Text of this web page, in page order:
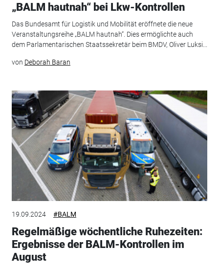
„BALM hautnah“ bei Lkw-Kontrollen
Das Bundesamt für Logistik und Mobilität eröffnete die neue
Veranstaltungsreihe „BALM hautnah“. Dies ermöglichte auch
dem Parlamentarischen Staatssekretär beim BMDV, Oliver Luksi...
von Deborah Baran
19.09.2024 #BALM
Regelmäßige wöchentliche Ruhezeiten:
Ergebnisse der BALM-Kontrollen im
August